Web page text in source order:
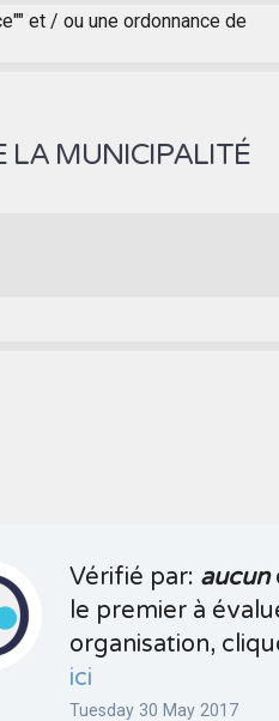
et / ou une ordonnance de
LA MUNICIPALITÉ
Vérifié par: aucun
le premier à
organisation,
ici
Tuesday 30 May 2017